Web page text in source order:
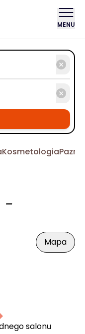
MENU
Kosmetologia
-
Mapa
salonu